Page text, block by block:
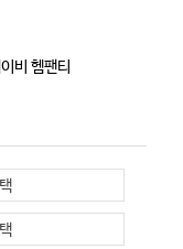
비 헴팬티